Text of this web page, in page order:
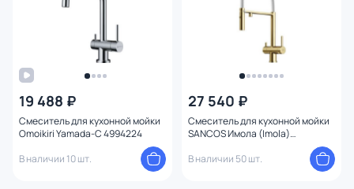
19 488 ₽
Смеситель для кухонной мойки
Omoikiri Yamada-C 4994224
В наличии 10 шт.
27 540 ₽
Смеситель для кухонной мойки
SANCOS Имола (Imola)
золото, PVD
В наличии 50 шт.